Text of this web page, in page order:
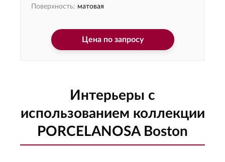
Поверхность: матовая
Цена по запросу
Интерьеры с
использованием коллекции
PORCELANOSA Boston